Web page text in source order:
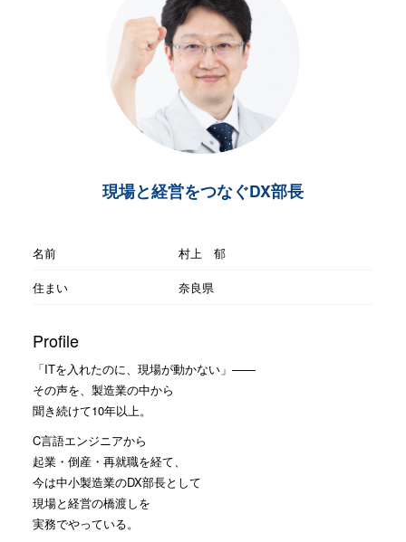
現場と経営をつなぐDX部長
名前
村上 郁
住まい
奈良県
Profile
「ITを入れたのに、現場が動かない」——
その声を、製造業の中から
聞き続けて10年以上。
C言語エンジニアから
起業・倒産・再就職を経て、
今は中小製造業のDX部長として
現場と経営の橋渡しを
実務でやっている。